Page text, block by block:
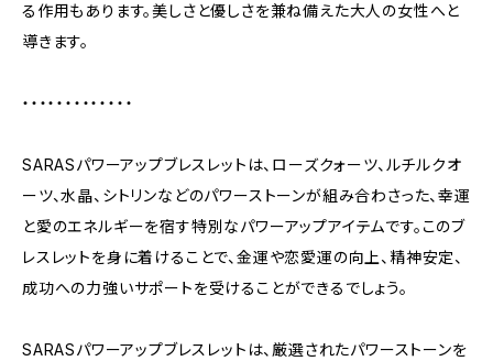
る作用もあります。美しさと優しさを兼ね備えた大人の女性へと
導きます。
・・・・・・・・・・・・・
SARASパワーアップブレスレットは、ローズクォーツ、ルチルクオ
ーツ、水晶、シトリンなどのパワーストーンが組み合わさった、幸運
と愛のエネルギーを宿す特別なパワーアップアイテムです。このブ
レスレットを身に着けることで、金運や恋愛運の向上、精神安定、
成功への力強いサポートを受けることができるでしょう。
SARASパワーアップブレスレットは、厳選されたパワーストーンを